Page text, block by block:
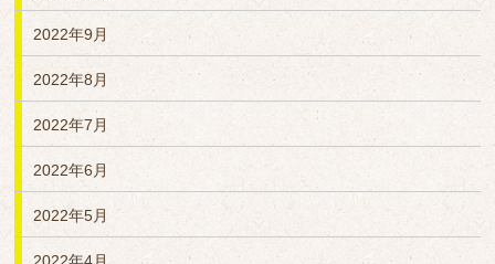
2022年9月
2022年8月
2022年7月
2022年6月
2022年5月